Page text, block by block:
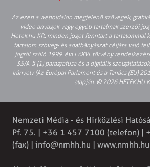
Az ezen a weboldalon megjelenő szövegek,
video anyagok vagy egyéb tartalmak szerzői
Hetek.hu Kft. minden jogot fenntart a tartalommal
tartalom szöveg- és adatbányászat céljára való
jogról szóló 1999. évi LXXVI. törvény
35/A. § (1) paragrafusa és a digitális
irányelv (Az Európai Parlament és a Tanács (EU)
alapján. © 2026 HETEK.HU
Nemzeti Média - és Hírközlési
Pf. 75. | +36 1 457 7100 (telefon) |
(fax) | info@nmhh.hu | www.nmhh.hu